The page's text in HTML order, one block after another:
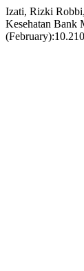
Izati, Rizki
Kesehatan Bank